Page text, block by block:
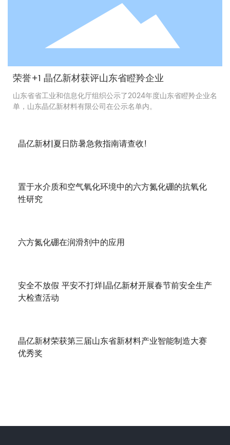
荣誉+1 晶亿新材获评山东省瞪羚企业
山东省省工业和信息化厅组织公示了2024年度山东省瞪羚企业名
单，山东晶亿新材料有限公司在公示名单内。
晶亿新材|夏日防暑急救指南请查收!
置于水介质和空气氧化环境中的六方氮化硼的抗氧化
性研究
六方氮化硼在润滑剂中的应用
安全不放假 平安不打烊|晶亿新材开展春节前安全生产
大检查活动
晶亿新材荣获第三届山东省新材料产业智能制造大赛
优秀奖